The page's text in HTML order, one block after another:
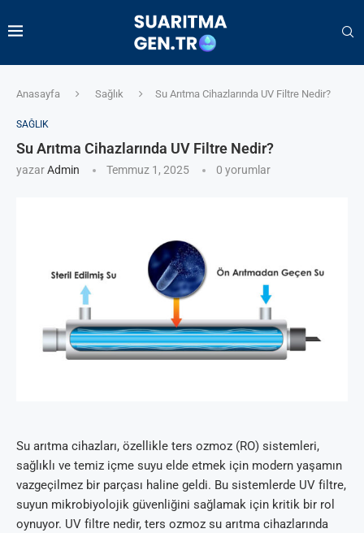
Anasayfa Sağlık Su Arıtma Cihazlarında UV Filtre Nedir?
SAĞLIK
Su Arıtma Cihazlarında UV Filtre Nedir?
yazarAdmin Temmuz 1, 2025 0 yorumlar
Su arıtma cihazları, özellikle ters ozmoz (RO) sistemleri,
sağlıklı ve temiz içme suyu elde etmek için modern yaşamın
vazgeçilmez bir parçası haline geldi. Bu sistemlerde UV filtre,
suyun mikrobiyolojik güvenliğini sağlamak için kritik bir rol
oynuyor. UV filtre nedir, ters ozmoz su arıtma cihazlarında